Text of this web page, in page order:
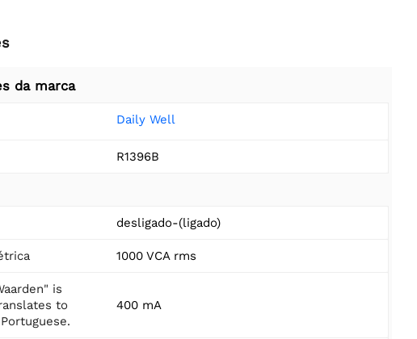
da marca
Daily Well
R1396B
desligado-(ligado)
1000 VCA rms
is
to
400 mA